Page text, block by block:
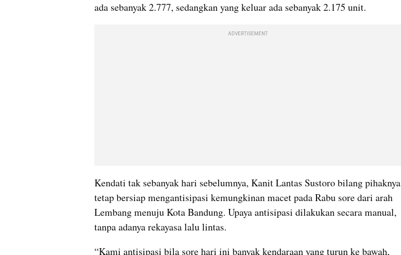
ada sebanyak 2.777, sedangkan yang keluar ada sebanyak 2.175 unit.
ADVERTISEMENT
Kendati tak sebanyak hari sebelumnya, Kanit Lantas Sustoro bilang pihaknya
tetap bersiap mengantisipasi kemungkinan macet pada Rabu sore dari arah
Lembang menuju Kota Bandung. Upaya antisipasi dilakukan secara manual,
tanpa adanya rekayasa lalu lintas.
“Kami antisipasi bila sore hari ini banyak kendaraan yang turun ke bawah,